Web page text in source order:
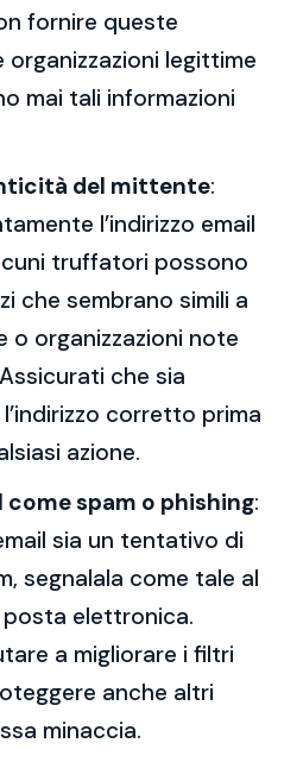
fornire queste
organizzazioni legittime
mai tali informazioni
del mittente:
l’indirizzo email
truffatori possono
che sembrano simili a
o organizzazioni note
che sia
corretto prima
azione.
come spam o phishing:
sia un tentativo di
segnalala come tale al
elettronica.
a migliorare i filtri
anche altri
minaccia.